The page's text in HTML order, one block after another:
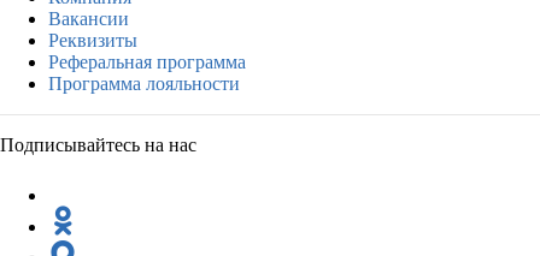
Вакансии
Реквизиты
Реферальная программа
Программа лояльности
Подписывайтесь на нас